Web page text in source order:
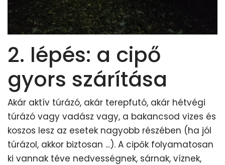
2. lépés: a cipő
gyors szárítása
Akár aktív túrázó, akár terepfutó, akár hétvégi
túrázó vagy vadász vagy, a bakancsod vizes és
koszos lesz az esetek nagyobb részében (ha jól
túrázol, akkor biztosan ...). A cipők folyamatosan
ki vannak téve nedvességnek, sárnak, víznek,